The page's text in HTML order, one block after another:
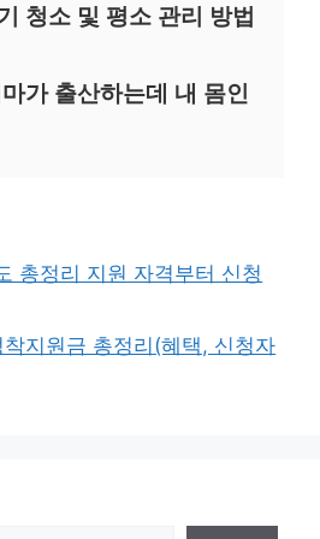
청소 및 평소 관리 방법
가 출산하는데 내 몸인
총정리 지원 자격부터 신청
지원금 총정리(혜택, 신청자